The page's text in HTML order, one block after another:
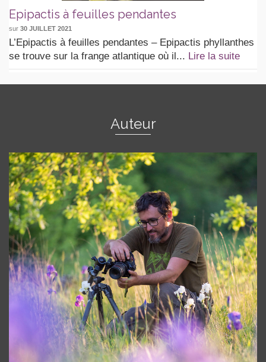
Epipactis à feuilles pendantes
sur 30 JUILLET 2021
L’Epipactis à feuilles pendantes – Epipactis phyllanthes
se trouve sur la frange atlantique où il... Lire la suite
Auteur